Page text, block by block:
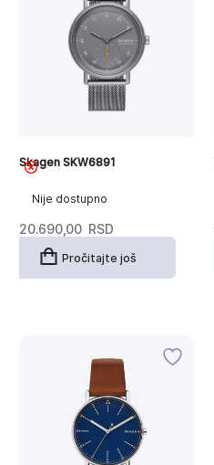
Nije dostupno
Skagen SKW6891
20.690,00 RSD
Pročitajte još